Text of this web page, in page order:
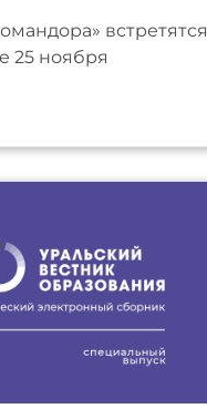
встретятся
25 ноября